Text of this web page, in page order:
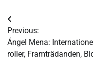
Post
navigation
Previous:
Ángel Mena:
roller, Framträdanden,